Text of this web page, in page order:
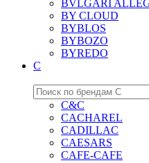
BVLGARI
BY CLOUD
BYBLOS
BYBOZO
BYREDO
C
C&C
CACHAREL
CADILLAC
CAESARS
CAFE-CAFE